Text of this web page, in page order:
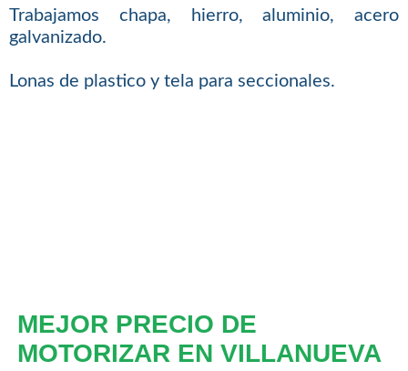
Trabajamos chapa, hierro, aluminio, acero
galvanizado.
Lonas de plastico y tela para seccionales.
MEJOR PRECIO DE
MOTORIZAR EN VILLANUEVA